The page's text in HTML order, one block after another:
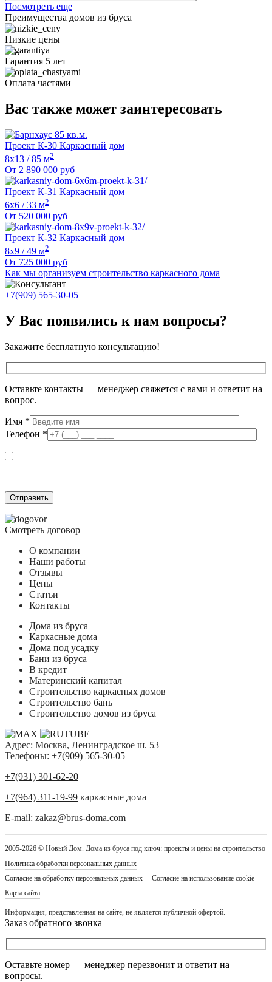
Посмотреть еще
Преимущества домов из бруса
Низкие цены
Гарантия 5 лет
Оплата частями
Вас также может заинтересовать
Проект К-30 Каркасный дом
8х13 / 85 м2
От 2 890 000 руб
Проект К-31 Каркасный дом
6х6 / 33 м2
От 520 000 руб
Проект К-32 Каркасный дом
8х9 / 49 м2
От 725 000 руб
Как мы организуем строительство каркасного дома
+7(909) 565-30-05
У Вас появились к нам вопросы?
Закажите бесплатную консультацию!
Оставьте контакты — менеджер свяжется с вами и ответит на
вопрос.
Имя *
Телефон *
Смотреть договор
О компании
Наши работы
Отзывы
Цены
Статьи
Контакты
Дома из бруса
Каркасные дома
Дома под усадку
Бани из бруса
В кредит
Материнский капитал
Строительство каркасных домов
Строительство бань
Строительство домов из бруса
Адрес: Москва, Ленинградское ш. 53
Телефоны: +7(909) 565-30-05
+7(931) 301-62-20
+7(964) 311-19-99 каркасные дома
E-mail: zakaz@brus-doma.com
2005-2026 © Новый Дом. Дома из бруса под ключ: проекты и цены на строительство
Политика обработки персональных данных
Согласие на обработку персональных данных
Согласие на использование cookie
Карта сайта
Информация, представленная на сайте, не является публичной офертой.
Заказ обратного звонка
Оставьте номер — менеджер перезвонит и ответит на
вопросы.